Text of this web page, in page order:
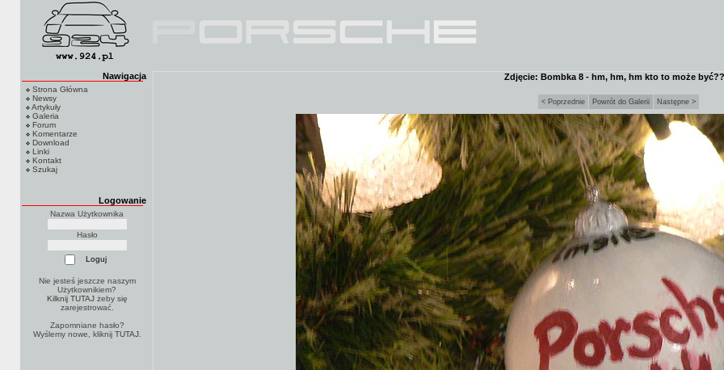
Nawigacja
Strona Główna
Newsy
Artykuły
Galeria
Forum
Komentarze
Download
Linki
Kontakt
Szukaj
Logowanie
Nazwa Użytkownika
Hasło
Nie jesteś jeszcze naszym
Użytkownikiem?
Kilknij TUTAJżeby się
zarejestrować.
Zapomniane hasło?
Wyślemy nowe, kliknij TUTAJ.
Zdjęcie: Bombka 8 - hm, hm, hm kto to może
< Poprzednie Powrót do Galerii Następne >